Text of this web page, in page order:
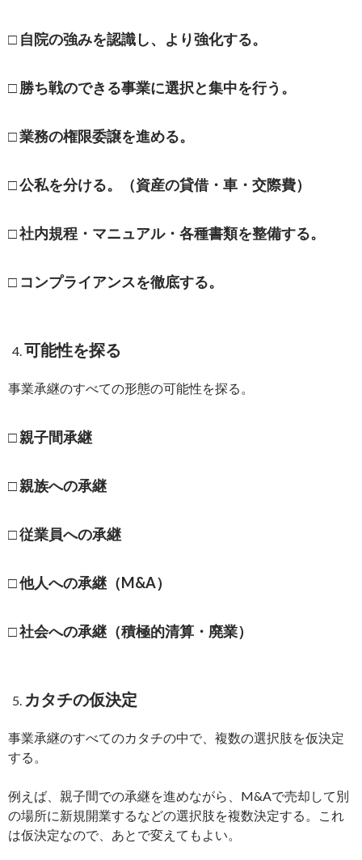
□ 自院の強みを認識し、より強化する。
□ 勝ち戦のできる事業に選択と集中を行う。
□ 業務の権限委譲を進める。
□ 公私を分ける。（資産の貸借・車・交際費）
□ 社内規程・マニュアル・各種書類を整備する。
□ コンプライアンスを徹底する。
可能性を探る
事業承継のすべての形態の可能性を探る。
□ 親子間承継
□ 親族への承継
□ 従業員への承継
□ 他人への承継（M&A）
□ 社会への承継（積極的清算・廃業）
カタチの仮決定
事業承継のすべてのカタチの中で、複数の選択肢を仮決定
する。
例えば、親子間での承継を進めながら、M&Aで売却して別
の場所に新規開業するなどの選択肢を複数決定する。これ
は仮決定なので、あとで変えてもよい。